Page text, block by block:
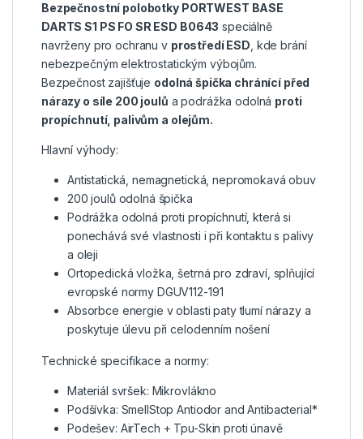
Bezpečnostní polobotky PORTWEST BASE
DARTS S1 PS FO SR ESD B0643 speciálně
navrženy pro ochranu v prostředí ESD , kde brání
nebezpečným elektrostatickým výbojům.
Bezpečnost zajišťuje odolná špička chránící před
nárazy o síle 200 joulů a podrážka odolná proti
propíchnutí, palivům a olejům.
Hlavní výhody:
Antistatická, nemagnetická, nepromokavá obuv
200 joulů odolná špička
Podrážka odolná proti propíchnutí, která si
ponechává své vlastnosti i při kontaktu s palivy
a oleji
Ortopedická vložka, šetrná pro zdraví, splňující
evropské normy DGUV112-191
Absorbce energie v oblasti paty tlumí nárazy a
poskytuje úlevu při celodenním nošení
Technické specifikace a normy:
Materiál svršek: Mikrovlákno
Podšívka: SmellStop Antiodor and Antibacterial*
Podešev: AirTech + Tpu-Skin proti únavě